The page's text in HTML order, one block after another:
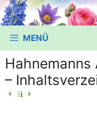
MENÜ
–